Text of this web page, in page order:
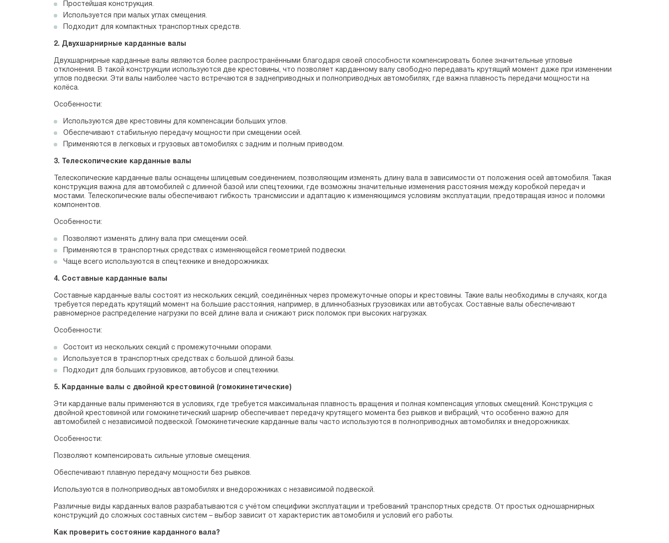
Простейшая конструкция.
Используется при малых углах смещения.
Подходит для компактных транспортных средств.
2. Двухшарнирные карданные валы
Двухшарнирные карданные валы являются более распространёнными благодаря своей способности компенсировать более значительные угловые
отклонения. В такой конструкции используются две крестовины, что позволяет карданному валу свободно передавать крутящий момент даже при изменении
углов подвески. Эти валы наиболее часто встречаются в заднеприводных и полноприводных автомобилях, где важна плавность передачи мощности на
колёса.
Особенности:
Используются две крестовины для компенсации больших углов.
Обеспечивают стабильную передачу мощности при смещении осей.
Применяются в легковых и грузовых автомобилях с задним и полным приводом.
3. Телескопические карданные валы
Телескопические карданные валы оснащены шлицевым соединением, позволяющим изменять длину вала в зависимости от положения осей автомобиля. Такая
конструкция важна для автомобилей с длинной базой или спецтехники, где возможны значительные изменения расстояния между коробкой передач и
мостами. Телескопические валы обеспечивают гибкость трансмиссии и адаптацию к изменяющимся условиям эксплуатации, предотвращая износ и поломки
компонентов.
Особенности:
Позволяют изменять длину вала при смещении осей.
Применяются в транспортных средствах с изменяющейся геометрией подвески.
Чаще всего используются в спецтехнике и внедорожниках.
4. Составные карданные валы
Составные карданные валы состоят из нескольких секций, соединённых через промежуточные опоры и крестовины. Такие валы необходимы в случаях, когда
требуется передать крутящий момент на большие расстояния, например, в длиннобазных грузовиках или автобусах. Составные валы обеспечивают
равномерное распределение нагрузки по всей длине вала и снижают риск поломок при высоких нагрузках.
Особенности:
Состоит из нескольких секций с промежуточными опорами.
Используется в транспортных средствах с большой длиной базы.
Подходит для больших грузовиков, автобусов и спецтехники.
5. Карданные валы с двойной крестовиной (гомокинетические)
Эти карданные валы применяются в условиях, где требуется максимальная плавность вращения и полная компенсация угловых смещений. Конструкция с
двойной крестовиной или гомокинетический шарнир обеспечивает передачу крутящего момента без рывков и вибраций, что особенно важно для
автомобилей с независимой подвеской. Гомокинетические карданные валы часто используются в полноприводных автомобилях и внедорожниках.
Особенности:
Позволяют компенсировать сильные угловые смещения.
Обеспечивают плавную передачу мощности без рывков.
Используются в полноприводных автомобилях и внедорожниках с независимой подвеской.
Различные виды карданных валов разрабатываются с учётом специфики эксплуатации и требований транспортных средств. От простых одношарнирных
конструкций до сложных составных систем – выбор зависит от характеристик автомобиля и условий его работы.
Как проверить состояние карданного вала?